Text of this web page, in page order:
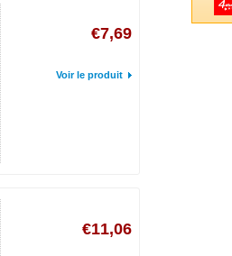
€7,69
Voir le produit
€11,06